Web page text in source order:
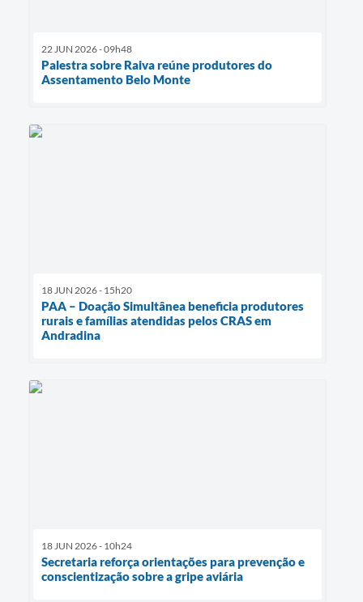
22 JUN 2026 - 09h48
Palestra sobre Raiva reúne produtores do
Assentamento Belo Monte
18 JUN 2026 - 15h20
PAA – Doação Simultânea beneficia produtores
rurais e famílias atendidas pelos CRAS em
Andradina
18 JUN 2026 - 10h24
Secretaria reforça orientações para prevenção e
conscientização sobre a gripe aviária